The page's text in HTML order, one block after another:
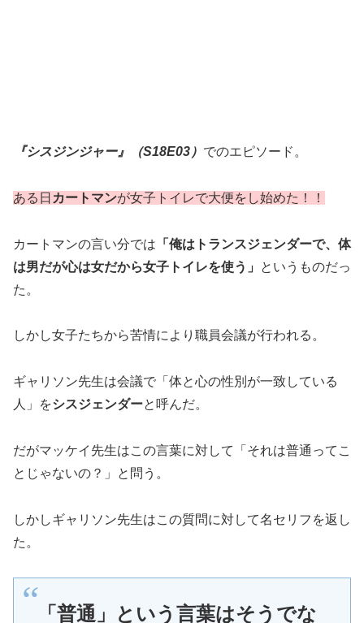
『シスジンジャー』（S18E03） でのエピソード。
ある日 カートマンが女子トイレで大便をし始めた！！
カートマンの言い分では 「俺はトランスジェンダーで、体
は男だが心は女だから女子トイレを使う」
というものだっ
た。
しかし女子たちから苦情により職員会議が行われる。
ギャリソン先生は会議で「体と心の性別が一致している
人」をシスジェンダーと呼んだ。
だがマッケイ先生はこの言葉に対して「それは普通ってこ
とじゃないの？」と問う。
しかしギャリソン先生はこの質問に対して名セリフを返し
た。
「普通」という言葉はそうでな